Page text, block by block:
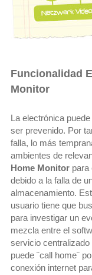
Funcionalidad
Monitor
La electrónica
ser prevenido. Por
falla, lo más
ambientes de
Home Monitor para
debido a la falla de
almacenamiento.
usuario tiene que
para investigar un
mezcla entre el
servicio
puede ¨call home¨
conexión internet